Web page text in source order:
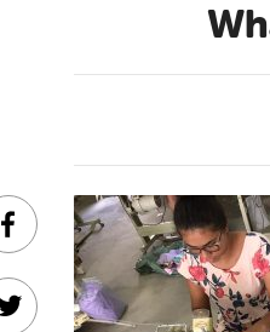
Facebook
Twitter